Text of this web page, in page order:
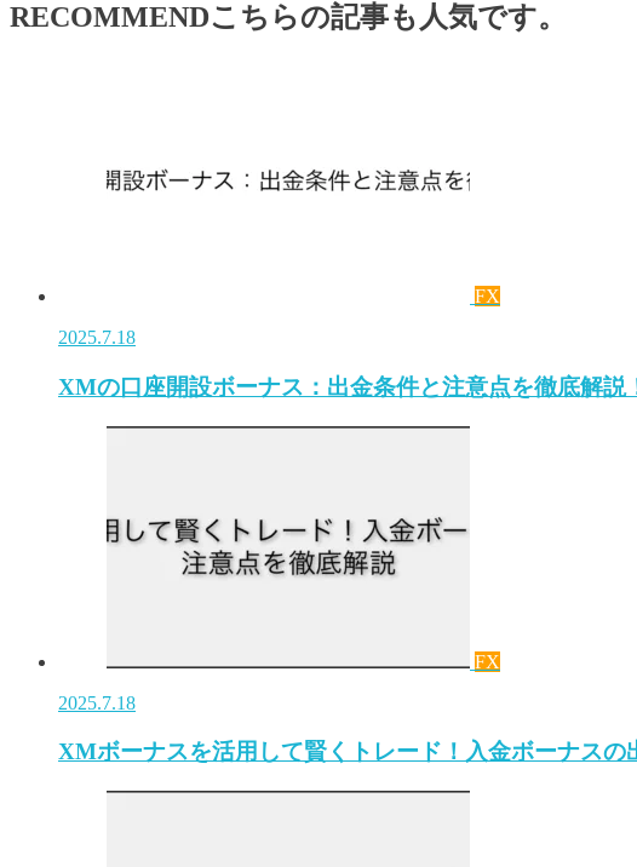
RECOMMENDこちらの記事も人気です。
FX
2025.7.18
XMの口座開設ボーナス：出金条件と注意点を徹底解説
FX
2025.7.18
XMボーナスを活用して賢くトレード！入金ボーナスの